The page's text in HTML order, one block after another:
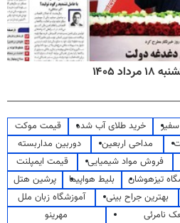
۱۴۰۵
سفیر خرید طلای آب شده
قیمت موکت
مداحی اربعین
دوربین مداربسته
فروش مواد شیمیایی
قیمت ایمپلنت
تیزهوشان بلیط هواپیما
پرشین هتل
بهترین جراح بینی
آموزشگاه زبان ملل
نامرئی
مهرینو